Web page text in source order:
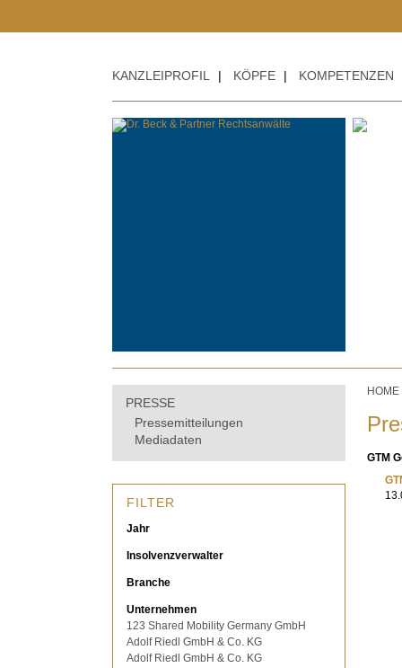
KANZLEIPROFIL | KÖPFE | KOMPETENZEN
PRESSE
Pressemitteilungen
Mediadaten
FILTER
Jahr
Insolvenzverwalter
Branche
Unternehmen
123 Shared Mobility Germany GmbH
Adolf Riedl GmbH & Co. KG
Adolf Riedl GmbH & Co. KG
HOME
GTM